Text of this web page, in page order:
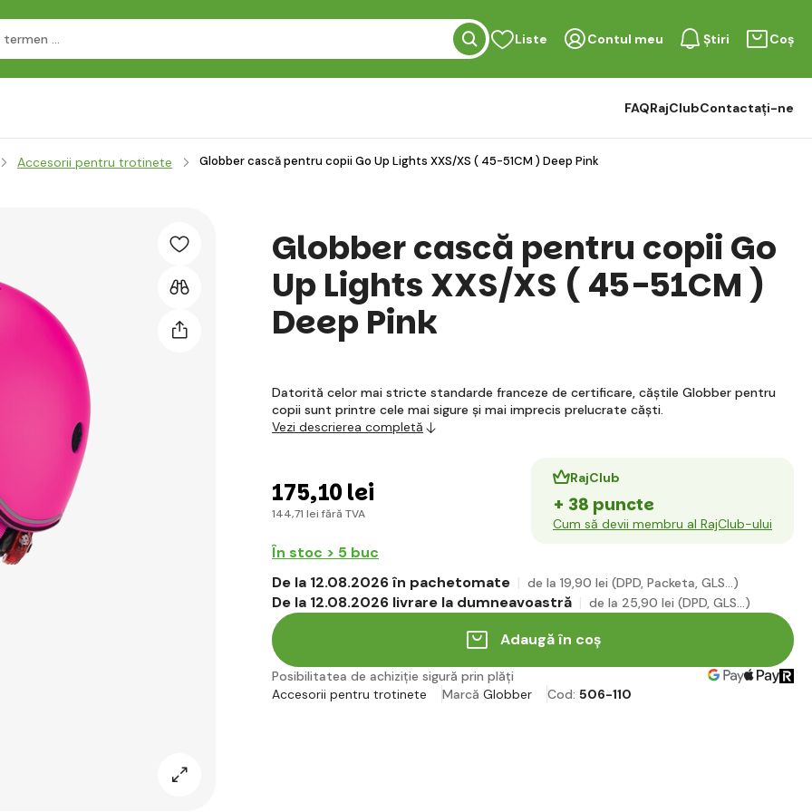
Liste Contul meu Știri Coș
FAQRajClubContactați-ne
Accesorii pentru trotinete Globber cască pentru copii Go Up Lights XXS/XS ( 45-51CM ) Deep Pink
Globber cască pentru copii Go
Up Lights XXS/XS ( 45-51CM )
Deep Pink
Datorită celor mai stricte standarde franceze de certificare, căștile Globber pentru
copii sunt printre cele mai sigure și mai imprecis prelucrate căști.
Vezi descrierea completă
175,10 lei
144,71 lei fără TVA
RajClub
+ 38 puncte
Cum să devii membru al RajClub-ului
În stoc > 5 buc
De la 12.08.2026 în pachetomate
de la 19,90 lei (DPD, Packeta, GLS...)
De la 12.08.2026 livrare la dumneavoastră de la 25,90 lei (DPD, GLS...)
Adaugă în coș
Posibilitatea de achiziție sigură prin plăți
Accesorii pentru trotinete
Marcă Globber Cod: 506-110